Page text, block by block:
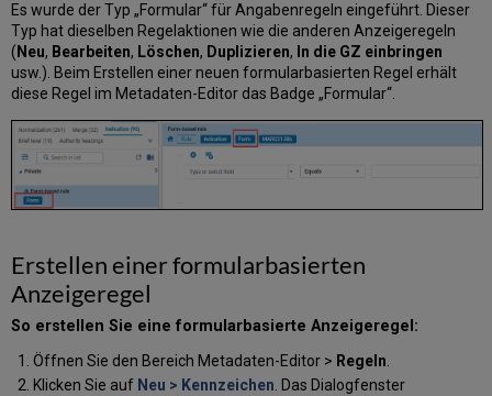
Es wurde der Typ „Formular“ für Angabenregeln eingeführt. Dieser
Typ hat dieselben Regelaktionen wie die anderen Anzeigeregeln
( Neu, Bearbeiten, Löschen, Duplizieren, In die GZ einbringen
usw.). Beim Erstellen einer neuen formularbasierten Regel erhält
diese Regel im Metadaten-Editor das Badge „Formular“.
Erstellen einer formularbasierten
Anzeigeregel
So erstellen Sie eine formularbasierte Anzeigeregel:
Öffnen Sie den Bereich Metadaten-Editor > Regeln
Klicken Sie auf Neu > Kennzeichen . Das Dialogfenster